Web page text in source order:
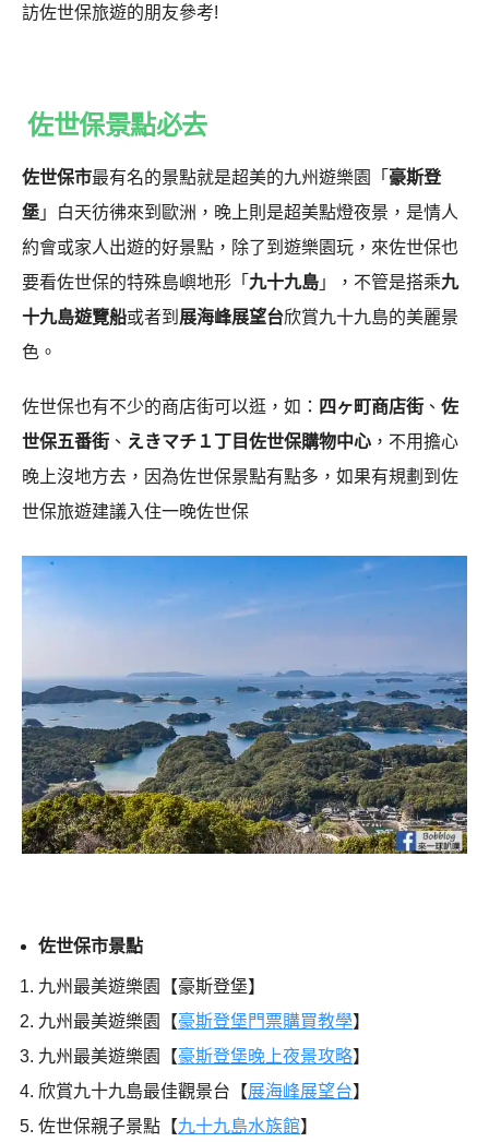
訪佐世保旅遊的朋友參考!
佐世保景點必去
佐世保市最有名的景點就是超美的九州遊樂園「 豪斯登
堡 」白天彷彿來到歐洲，晚上則是超美點燈夜景，是情人
約會或家人出遊的好景點，除了到遊樂園玩，來佐世保也
要看佐世保的特殊島嶼地形「 九十九島 」，不管是搭乘九
十九島遊覽船或者到 展海峰展望台欣賞九十九島的美麗景
色。
佐世保也有不少的商店街可以逛，如： 四ヶ町商店街 、 佐
世保五番街 、 えきマチ１丁目佐世保購物中心 ，不用擔心
晚上沒地方去，因為佐世保景點有點多，如果有規劃到佐
世保旅遊建議入住一晚佐世保
佐世保市景點
九州最美遊樂園【豪斯登堡】
九州最美遊樂園【豪斯登堡門票購買教學】
九州最美遊樂園【豪斯登堡晚上夜景攻略】
欣賞九十九島最佳觀景台【展海峰展望台】
佐世保親子景點【九十九島水族館】